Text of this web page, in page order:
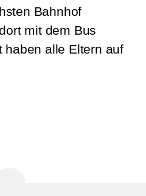
Bahnhof
mit dem Bus
haben alle Eltern auf